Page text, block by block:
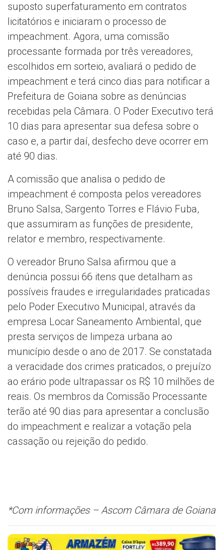
suposto superfaturamento em contratos
licitatórios e iniciaram o processo de
impeachment. Agora, uma comissão
processante formada por três vereadores,
escolhidos em sorteio, avaliará o pedido de
impeachment e terá cinco dias para notificar a
Prefeitura de Goiana sobre as denúncias
recebidas pela Câmara. O Poder Executivo terá
10 dias para apresentar sua defesa sobre o
caso e, a partir daí, desfecho deve ocorrer em
até 90 dias.
A comissão que analisa o pedido de
impeachment é composta pelos vereadores
Bruno Salsa, Sargento Torres e Flávio Fuba,
que assumiram as funções de presidente,
relator e membro, respectivamente.
O vereador Bruno Salsa afirmou que a
denúncia possui 66 itens que detalham as
possíveis fraudes e irregularidades praticadas
pelo Poder Executivo Municipal, através da
empresa Locar Saneamento Ambiental, que
presta serviços de limpeza urbana ao
município desde o ano de 2017. Se constatada
a veracidade dos crimes praticados, o prejuízo
ao erário pode ultrapassar os R$ 10 milhões de
reais. Os membros da Comissão Processante
terão até 90 dias para apresentar a conclusão
do impeachment e realizar a votação pela
cassação ou rejeição do pedido.
*Com informações – Ascom Câmara de Goiana